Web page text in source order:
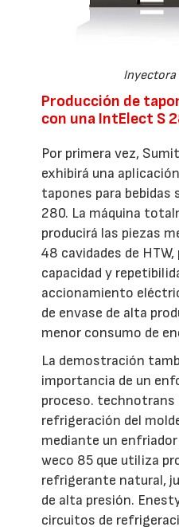
Inyectora
Producción de
con una IntElect S
Por primera vez,
exhibirá una
tapones para bebidas
280. La máquina
producirá las piezas
48 cavidades de
capacidad y
accionamiento
de envase de alta
menor consumo de
La demostración
importancia de un
proceso. technotrans
refrigeración del
mediante un
weco 85 que utiliza
refrigerante natural,
de alta presión.
circuitos de